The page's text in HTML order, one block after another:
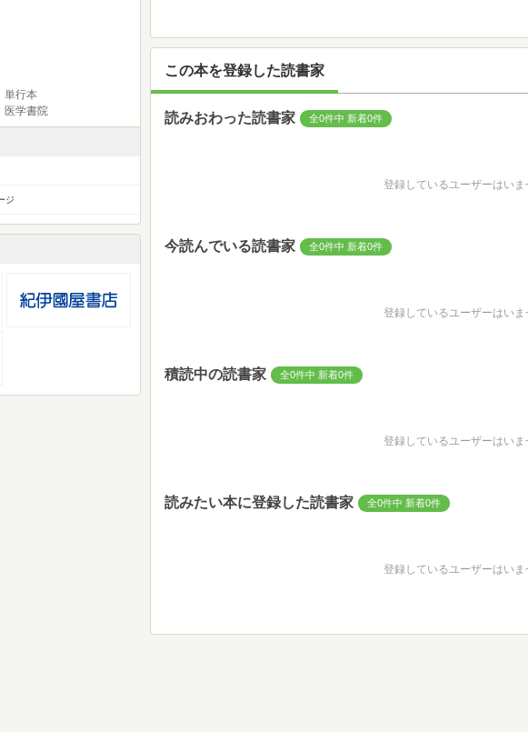
単行本
医学書院
ジ
この本を登録した読書家
読みおわった読書家 全0件中 新着0件
登録しているユーザーはいま
今読んでいる読書家 全0件中 新着0件
登録しているユーザーはいま
積読中の読書家 全0件中 新着0件
登録しているユーザーはいま
読みたい本に登録した読書家 全0件中 新着0件
登録しているユーザーはいま